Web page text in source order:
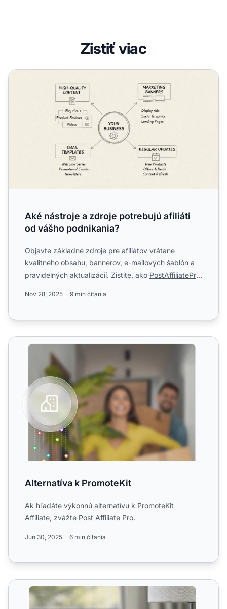
Zistiť viac
Aké nástroje a zdroje potrebujú afiliáti od vášho
Aké nástroje a zdroje potrebujú afiliáti
od vášho podnikania?
Objavte základné zdroje pre afiliátov vrátane
kvalitného obsahu, bannerov, e-mailových šablón a
pravidelných aktualizácií. Zistite, ako PostAffiliatePro
Nov 28, 2025 9 min čítania
Alternatíva k PromoteKit
Alternatíva k PromoteKit
Ak hľadáte výkonnú alternatívu k PromoteKit
Affiliate, zvážte Post Affiliate Pro.
Jun 30, 2025 6 min čítania
Správa bannerov (Pokročilá)